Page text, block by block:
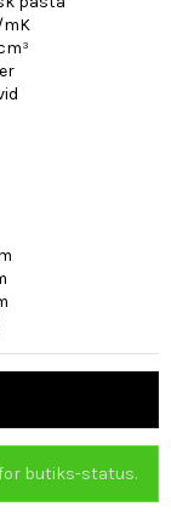
mK
butiks-status.